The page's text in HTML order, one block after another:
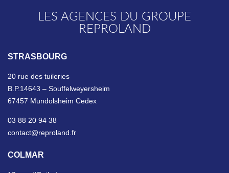
LES AGENCES DU GROUPE
REPROLAND
STRASBOURG
20 rue des tuileries
B.P.14643 – Souffelweyersheim
67457 Mundolsheim Cedex
03 88 20 94 38
contact@reproland.fr
COLMAR